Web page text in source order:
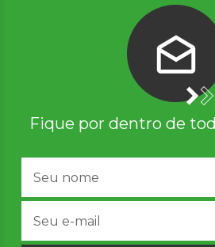
Fique por dentro de